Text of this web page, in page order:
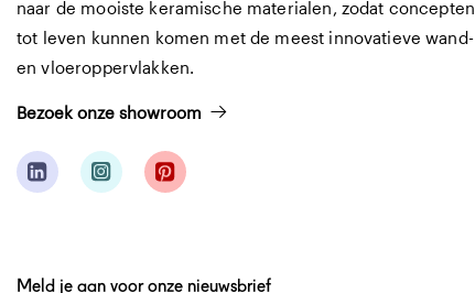
naar de mooiste keramische materialen, zodat concepten
tot leven kunnen komen met de meest innovatieve wand-
en vloeroppervlakken.
Bezoek onze showroom
Meld je aan voor onze nieuwsbrief